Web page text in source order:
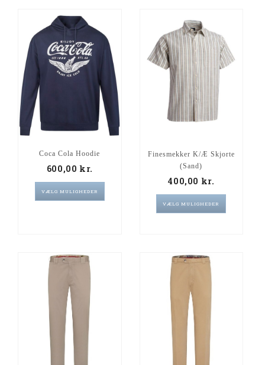
Coca Cola Hoodie
600,00kr.
VÆLG MULIGHEDER
Finesmekker K/Æ Skjorte
(Sand)
400,00 kr.
VÆLG MULIGHEDER